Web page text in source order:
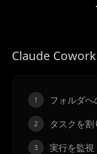
Claude Cowork
1 フォルダ
2 タスクを割
3 実行を監視